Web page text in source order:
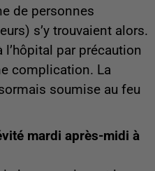
de personnes
s’y trouvaient alors.
par précaution
complication. La
soumise au feu
mardi après-midi à